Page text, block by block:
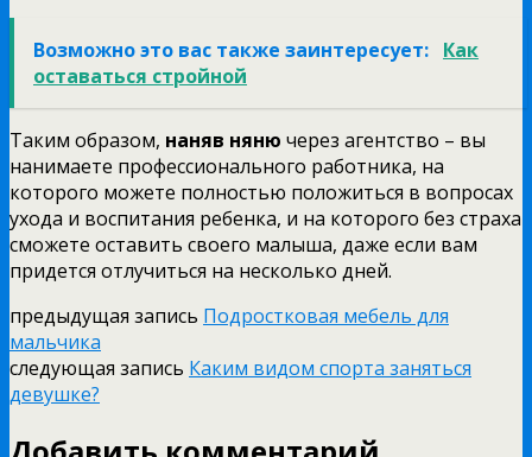
Возможно это вас также заинтересует: Как
оставаться стройной
Таким образом, наняв няню через агентство – вы
нанимаете профессионального работника, на
которого можете полностью положиться в вопросах
ухода и воспитания ребенка, и на которого без страха
сможете оставить своего малыша, даже если вам
придется отлучиться на несколько дней.
предыдущая запись Подростковая мебель для
мальчика
следующая запись Каким видом спорта заняться
девушке?